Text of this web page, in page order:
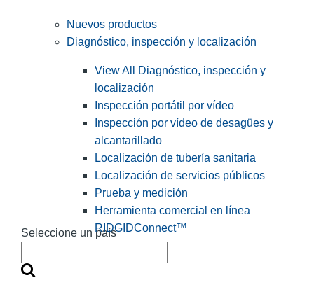
Seleccione un país
Nuevos productos
Diagnóstico, inspección y localización
View All Diagnóstico, inspección y
localización
Inspección portátil por vídeo
Inspección por vídeo de desagües y
alcantarillado
Localización de tubería sanitaria
Localización de servicios públicos
Prueba y medición
Herramienta comercial en línea
RIDGIDConnect™